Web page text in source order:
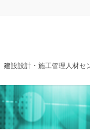
建設設計・施工管理人材セ